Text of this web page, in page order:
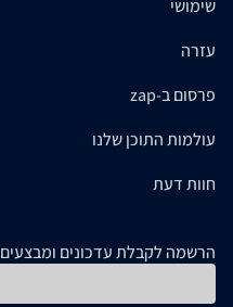
שימושי
עזרה
פרסום ב-zap
עולמות התוכן שלנו
חוות דעת
הרשמה לקבלת עדכונים ומבצעים